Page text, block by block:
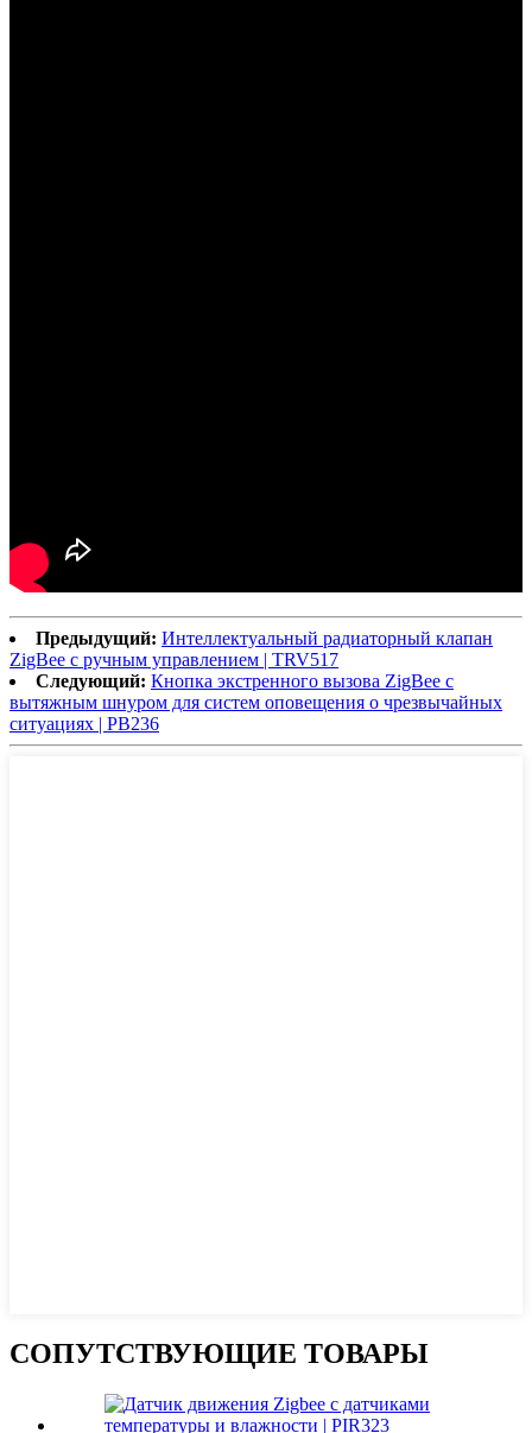
Предыдущий: Интеллектуальный радиаторный клапан
ZigBee с ручным управлением | TRV517
Следующий: Кнопка экстренного вызова ZigBee с
вытяжным шнуром для систем оповещения о чрезвычайных
ситуациях | PB236
СОПУТСТВУЮЩИЕ ТОВАРЫ